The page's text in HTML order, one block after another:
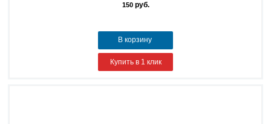
150руб.
В корзину
Купить в 1 клик